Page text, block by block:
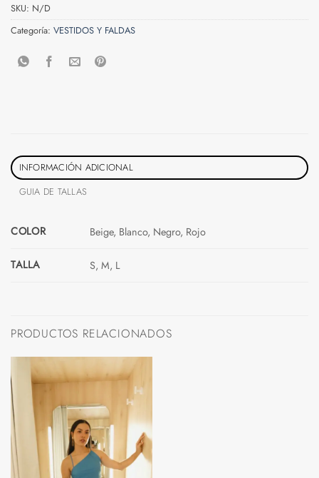
SKU: N/D
Categoría: VESTIDOS Y FALDAS
INFORMACIÓN ADICIONAL
GUIA DE TALLAS
COLOR Beige, Blanco, Negro, Rojo
TALLA S, M, L
PRODUCTOS RELACIONADOS